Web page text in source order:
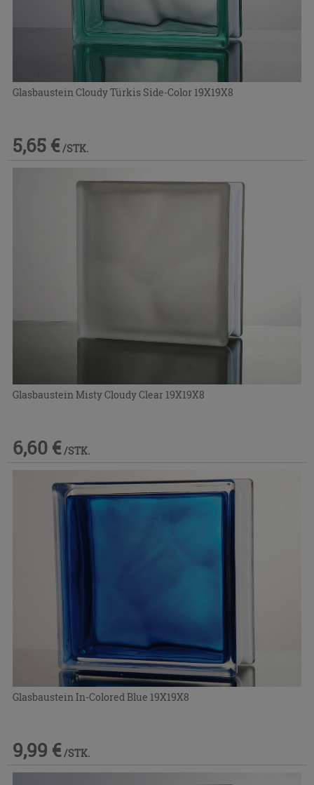
Glasbaustein Cloudy Türkis Side-Color 19X19X8
5,65 € /STK.
Glasbaustein Misty Cloudy Clear 19X19X8
6,60 € /STK.
Glasbaustein In-Colored Blue 19X19X8
9,99 € /STK.